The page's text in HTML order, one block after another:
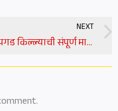
NEXT
प्रतापगड किल्ल्याची संपूर्ण माहिती | pratapgad fort information in marathi